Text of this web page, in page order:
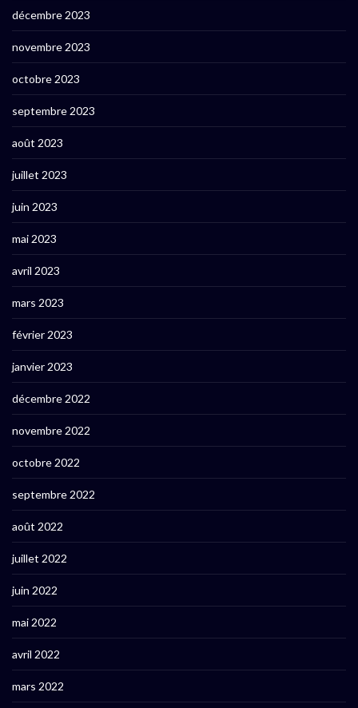
décembre 2023
novembre 2023
octobre 2023
septembre 2023
août 2023
juillet 2023
juin 2023
mai 2023
avril 2023
mars 2023
février 2023
janvier 2023
décembre 2022
novembre 2022
octobre 2022
septembre 2022
août 2022
juillet 2022
juin 2022
mai 2022
avril 2022
mars 2022